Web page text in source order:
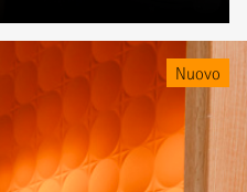
Nuovo